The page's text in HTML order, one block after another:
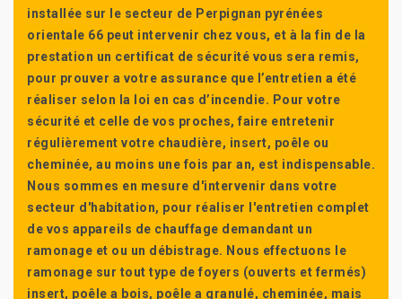
installée sur le secteur de Perpignan pyrénées
orientale 66 peut intervenir chez vous, et à la fin de la
prestation un certificat de sécurité vous sera remis,
pour prouver a votre assurance que l’entretien a été
réaliser selon la loi en cas d’incendie. Pour votre
sécurité et celle de vos proches, faire entretenir
régulièrement votre chaudière, insert, poêle ou
cheminée, au moins une fois par an, est indispensable.
Nous sommes en mesure d'intervenir dans votre
secteur d'habitation, pour réaliser l'entretien complet
de vos appareils de chauffage demandant un
ramonage et ou un débistrage. Nous effectuons le
ramonage sur tout type de foyers (ouverts et fermés)
insert, poêle a bois, poêle a granulé, cheminée, mais